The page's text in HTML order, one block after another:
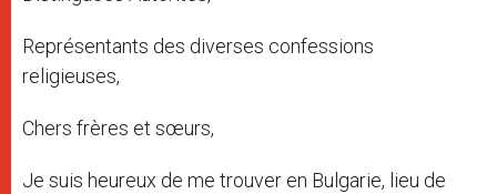
Représentants des diverses confessions
religieuses,
Chers frères et sœurs,
Je suis heureux de me trouver en Bulgarie, lieu de